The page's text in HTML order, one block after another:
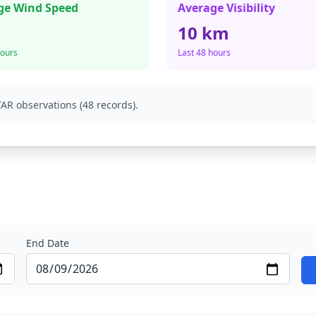
Wind Speed Average Visibility
10 km
Last 48 hours
observations (48 records).
End Date